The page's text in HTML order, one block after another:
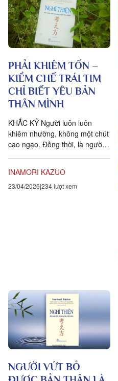
PHẢI KHIÊM TỐN –
KIỀM CHẾ TRÁI TIM
CHỈ BIẾT YÊU BẢN
THÂN MÌNH
KHẮC KỶ Người luôn luôn
khiêm nhường, không một chút
cao ngạo. Đồng thời, là người
qua...
INAMORI KAZUO
23/04/2026 234 lượt xem
NGƯỜI VỨT BỎ